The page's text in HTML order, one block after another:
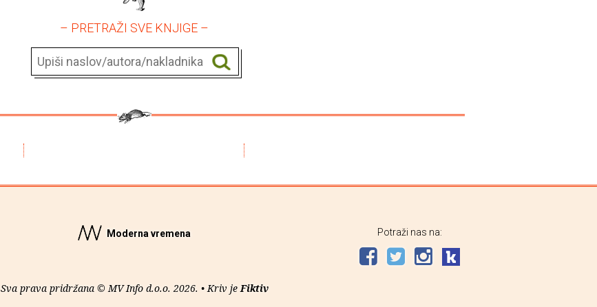
– PRETRAŽI SVE KNJIGE –
Moderna vremena
Sva prava pridržana © MV Info d.o.o. 2026. • Kriv jeFiktiv
Potraži nas na: